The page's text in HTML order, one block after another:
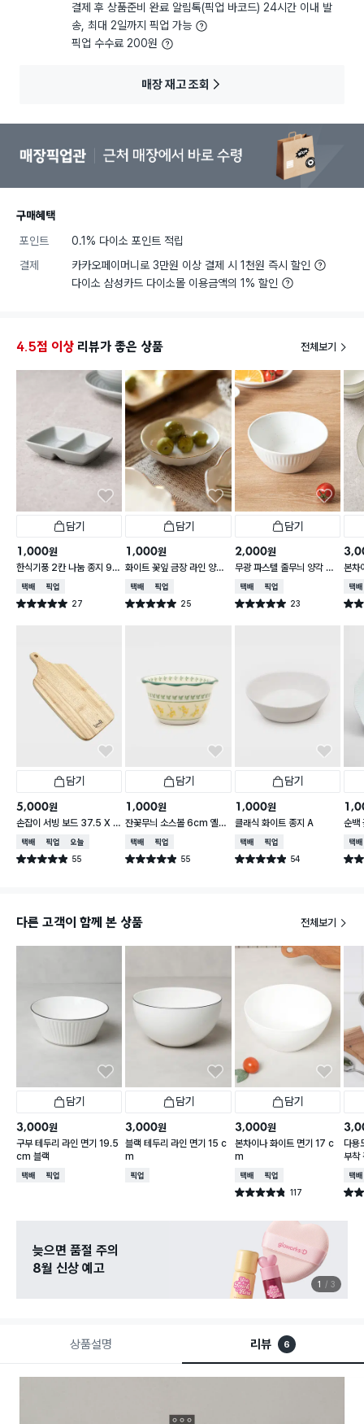
결제 후 상품준비 완료 알림톡(픽업 바코드) 24시간 이내 발
송, 최대 2일까지 픽업 가능
픽업 수수료 200원
매장 재고 조회
구매혜택
포인트
0.1% 다이소 포인트 적립
결제
카카오페이머니로 3만원 이상 결제 시 1천원 즉시 할인
다이소 삼성카드 다이소몰 이용금액의 1% 할인
4.5점 이상 리뷰가 좋은 상품 전체보기
담기
1,000원
한식기풍 2칸 나눔 종지 9 c
m
택배배송매장픽업
별점 5.0점 27
건 작성
담기
1,000원
화이트 꽃잎 금장 라인 양각
종지 10 cm
택배배송매장픽업
별점 5.0점 25
건 작성
담기
2,000원
무광 파스텔 줄무늬 양각 대
접 13 cm
택배배송매장픽업
별점 5.0점 23
건 작성
본차
접
택배
별점
담기
5,000원
손잡이 서빙 보드 37.5 X 1
7.5 cm
택배배송매장픽업오늘배송
별점 4.9점 55
건 작성
담기
1,000원
잔꽃무늬 소스볼 6cm 옐로
우
택배배송매장픽업
별점 4.9점 55
건 작성
담기
1,000원
클래식 화이트 종지 A
택배배송매장픽업
별점 4.9점 54
건 작성
순백
택배
별점
다른 고객이 함께 본 상품 전체보기
담기
3,000원
구부 테두리 라인 면기 19.5
cm 블랙
택배배송매장픽업
담기
3,000원
블랙 테두리 라인 면기 15 c
m
매장픽업
담기
3,000원
본차이나 화이트 면기 17 c
m
택배배송매장픽업
별점 4.8점 117
건 작성
다용
부착
택배
별점
늦으면 품절 주의
8월 신상 예고
1 3
상품설명 리뷰 6